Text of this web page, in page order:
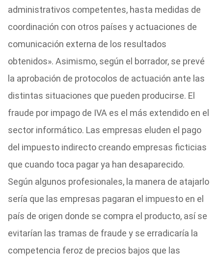
administrativos competentes, hasta medidas de
coordinación con otros países y actuaciones de
comunicación externa de los resultados
obtenidos». Asimismo, según el borrador, se prevé
la aprobación de protocolos de actuación ante las
distintas situaciones que pueden producirse. El
fraude por impago de IVA es el más extendido en el
sector informático. Las empresas eluden el pago
del impuesto indirecto creando empresas ficticias
que cuando toca pagar ya han desaparecido.
Según algunos profesionales, la manera de atajarlo
sería que las empresas pagaran el impuesto en el
país de origen donde se compra el producto, así se
evitarían las tramas de fraude y se erradicaría la
competencia feroz de precios bajos que las